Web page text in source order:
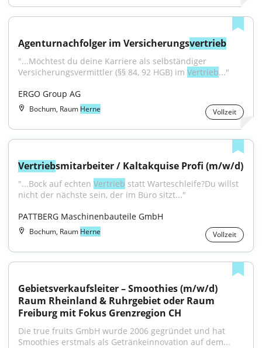
Agenturnachfolger im Versicherungsvertrieb
"...Möchtest du deine Karriere als selbständiger
Versicherungsvermittler (§§ 84, 92 HGB) im Vertrieb..."
ERGO Group AG
Bochum, Raum Herne Vollzeit
Vertriebsmitarbeiter / Kaltakquise Profi (m/w/d)
"...Bock auf echten Vertrieb statt Warteschleife?Du willst
nicht der nächste sein, der im Büro sitzt..."
PATTBERG Maschinenbauteile GmbH
Bochum, Raum Herne Vollzeit
Gebietsverkaufsleiter – Smoothies (m/w/d)
Raum Rheinland & Ruhrgebiet oder Raum
Freiburg mit Fokus Grenzregion CH
Die true fruits GmbH wurde 2006 gegründet und hat
Smoothies erstmals als Getränkeinnovation auf dem...